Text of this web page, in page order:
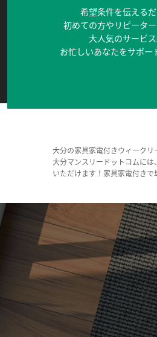
希望条件を伝えるだ
初めての方やリピータ
大人気のサービス
お忙しいあなたをサポー
大分の家具家電付きウィーク
大分マンスリードットコムに
いただけます！家具家電付きで